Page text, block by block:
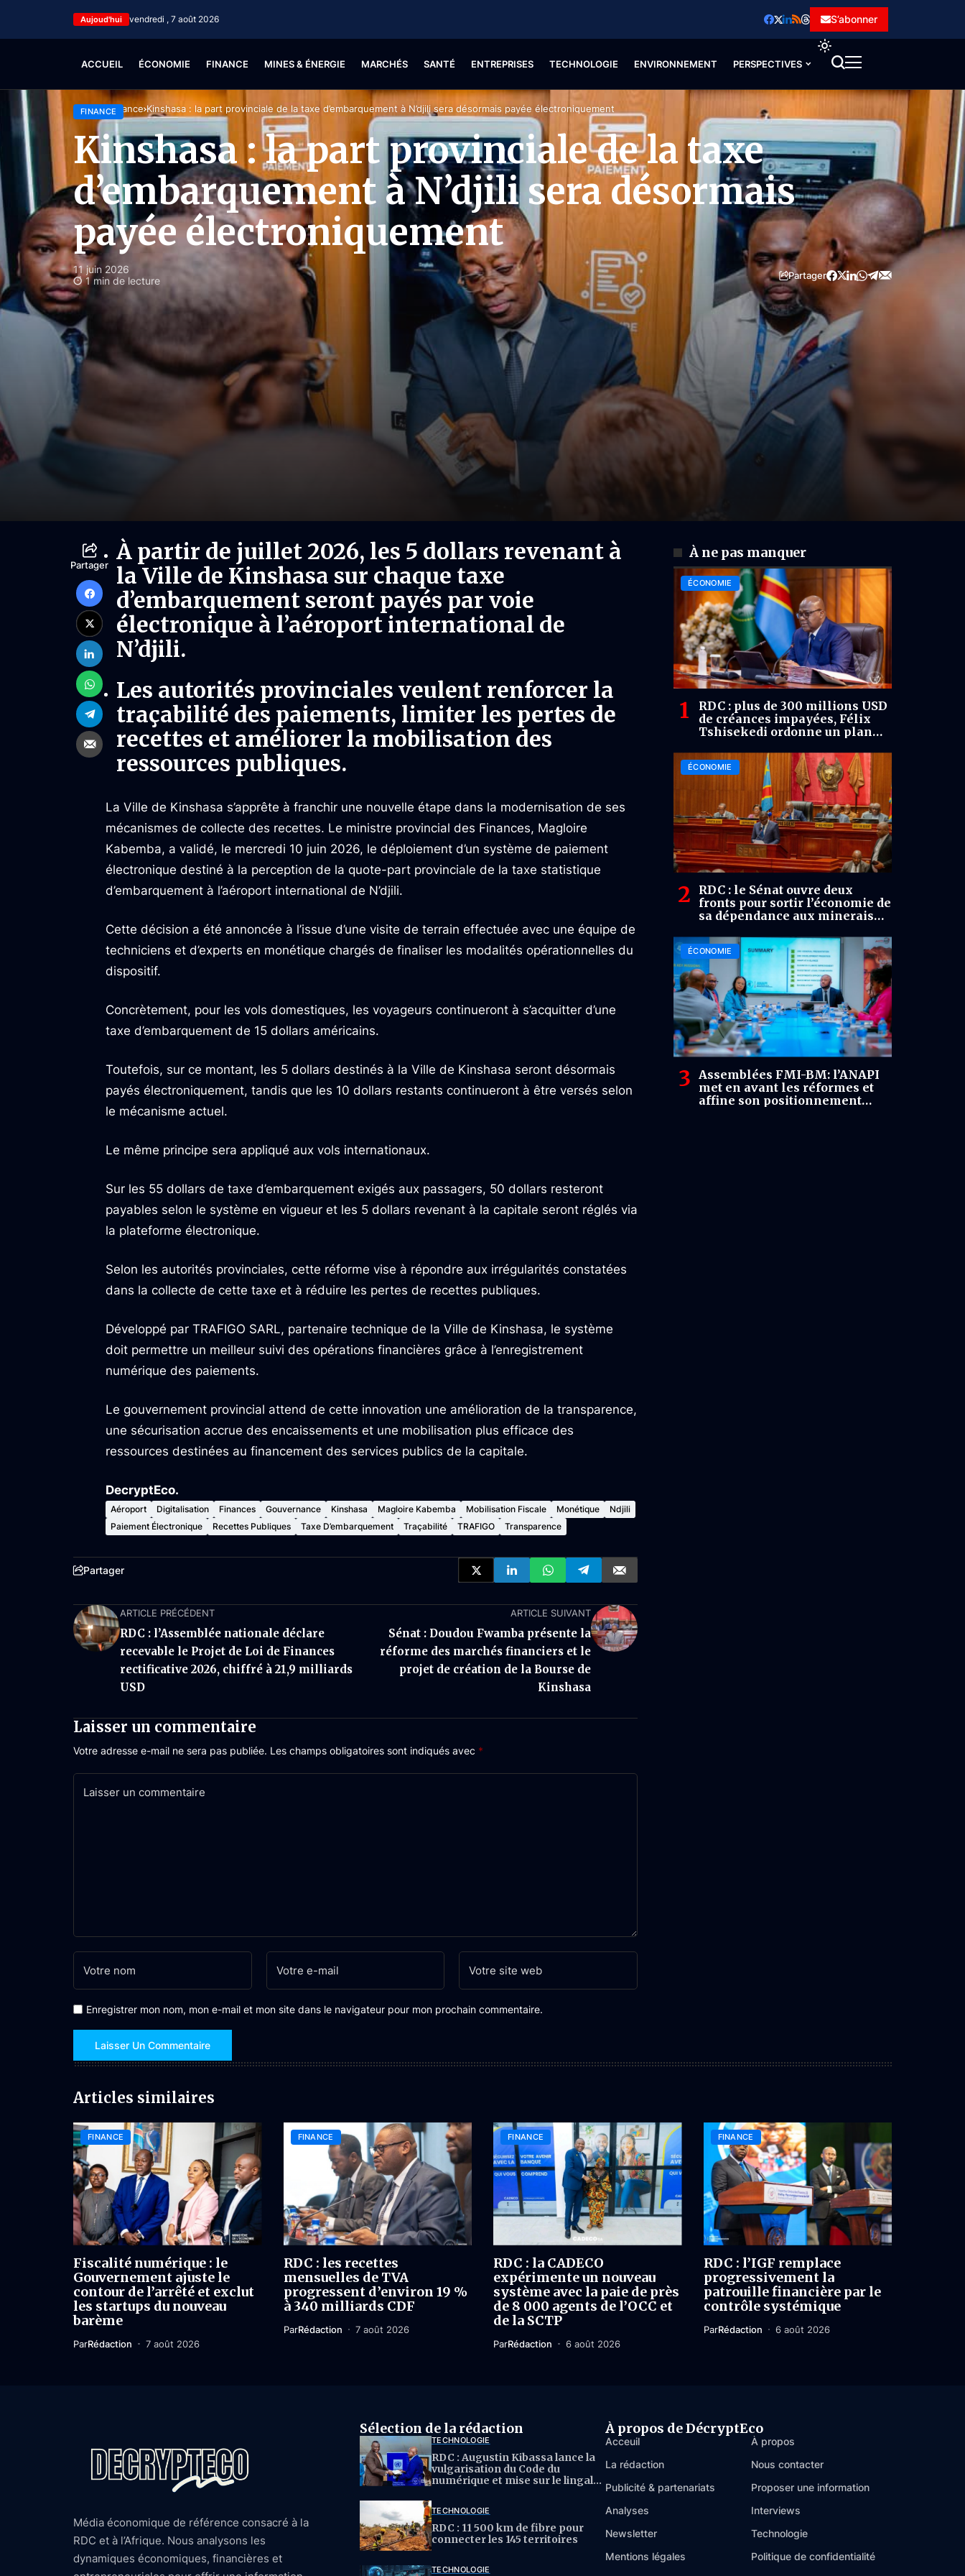
Aujoud'hui vendredi , 7 août 2026 S’abonner
ACCUEIL ÉCONOMIE FINANCE MINES & ÉNERGIE MARCHÉS SANTÉ ENTREPRISES TECHNOLOGIE ENVIRONNEMENT PERSPECTIVES
Accueil Finance Kinshasa : la part provinciale de la taxe d’embarquement à N’djili sera désormais payée électroniquement
FINANCE
Kinshasa : la part provinciale de la taxe
d’embarquement à N’djili sera désormais
payée électroniquement
11 juin 2026
1 min de lecture
Partager
Partager
À partir de juillet 2026, les 5 dollars revenant à
la Ville de Kinshasa sur chaque taxe
d’embarquement seront payés par voie
électronique à l’aéroport international de
N’djili.
Les autorités provinciales veulent renforcer la
traçabilité des paiements, limiter les pertes de
recettes et améliorer la mobilisation des
ressources publiques.
La Ville de Kinshasa s’apprête à franchir une nouvelle étape dans la modernisation de ses
mécanismes de collecte des recettes. Le ministre provincial des Finances, Magloire
Kabemba, a validé, le mercredi 10 juin 2026, le déploiement d’un système de paiement
électronique destiné à la perception de la quote-part provinciale de la taxe statistique
d’embarquement à l’aéroport international de N’djili.
Cette décision a été annoncée à l’issue d’une visite de terrain effectuée avec une équipe de
techniciens et d’experts en monétique chargés de finaliser les modalités opérationnelles du
dispositif.
Concrètement, pour les vols domestiques, les voyageurs continueront à s’acquitter d’une
taxe d’embarquement de 15 dollars américains.
Toutefois, sur ce montant, les 5 dollars destinés à la Ville de Kinshasa seront désormais
payés électroniquement, tandis que les 10 dollars restants continueront à être versés selon
le mécanisme actuel.
Le même principe sera appliqué aux vols internationaux.
Sur les 55 dollars de taxe d’embarquement exigés aux passagers, 50 dollars resteront
payables selon le système en vigueur et les 5 dollars revenant à la capitale seront réglés via
la plateforme électronique.
Selon les autorités provinciales, cette réforme vise à répondre aux irrégularités constatées
dans la collecte de cette taxe et à réduire les pertes de recettes publiques.
Développé par TRAFIGO SARL, partenaire technique de la Ville de Kinshasa, le système
doit permettre un meilleur suivi des opérations financières grâce à l’enregistrement
numérique des paiements.
Le gouvernement provincial attend de cette innovation une amélioration de la transparence,
une sécurisation accrue des encaissements et une mobilisation plus efficace des
ressources destinées au financement des services publics de la capitale.
DecryptEco.
Aéroport Digitalisation Finances Gouvernance Kinshasa Magloire Kabemba Mobilisation Fiscale Monétique
Ndjili
Paiement Électronique
Recettes Publiques Taxe D’embarquement Traçabilité TRAFIGO Transparence
Partager
ARTICLE PRÉCÉDENT
RDC : l’Assemblée nationale déclare
recevable le Projet de Loi de Finances
rectificative 2026, chiffré à 21,9 milliards
USD
ARTICLE SUIVANT
Sénat : Doudou Fwamba présente la
réforme des marchés financiers et le
projet de création de la Bourse de
Kinshasa
Laisser un commentaire
Votre adresse e-mail ne sera pas publiée. Les champs obligatoires sont indiqués avec *
Enregistrer mon nom, mon e-mail et mon site dans le navigateur pour mon prochain commentaire.
À ne pas manquer
ÉCONOMIE
RDC : plus de 300 millions USD
de créances impayées, Félix
Tshisekedi ordonne un plan
FPI
ÉCONOMIE
RDC : le Sénat ouvre deux
fronts pour sortir l’économie de
sa dépendance aux minerais
ÉCONOMIE
Assemblées FMI-BM: l’ANAPI
met en avant les réformes et
affine son positionnement
Articles similaires
FINANCE
Fiscalité numérique : le
Gouvernement ajuste le
contour de l’arrêté et exclut
les startups du nouveau
barème
ParRédaction 7 août 2026
FINANCE
RDC : les recettes
mensuelles de TVA
progressent d’environ 19 %
à 340 milliards CDF
ParRédaction 7 août 2026
FINANCE
RDC : la CADECO
expérimente un nouveau
système avec la paie de près
de 8 000 agents de l’OCC et
de la SCTP
ParRédaction 6 août 2026
FINANCE
RDC : l’IGF remplace
progressivement la
patrouille financière par le
contrôle systémique
ParRédaction 6 août 2026
Média économique de référence consacré à la
RDC et à l’Afrique. Nous analysons les
dynamiques économiques, financières et
Sélection de la rédaction
TECHNOLOGIE
RDC : Augustin Kibassa lance la
vulgarisation du Code du
numérique et mise sur le lingala
TECHNOLOGIE
RDC : 11 500 km de fibre pour
connecter les 145 territoires
TECHNOLOGIE
À propos de DécryptEco
Acceuil
À propos
La rédaction
Nous contacter
Publicité & partenariats
Proposer une information
Analyses
Interviews
Newsletter
Technologie
Mentions légales
Politique de confidentialité